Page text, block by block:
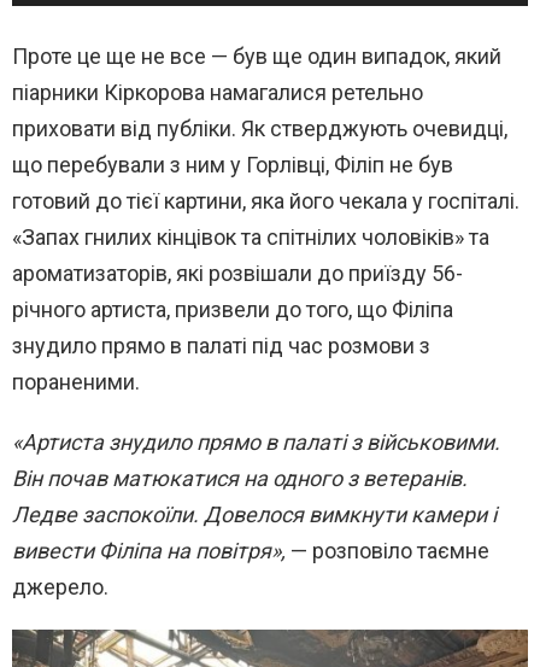
Проте це ще не все — був ще один випадок, який
піарники Кіркорова намагалися ретельно
приховати від публіки. Як стверджують очевидці,
що перебували з ним у Горлівці, Філіп не був
готовий до тієї картини, яка його чекала у госпіталі.
«Запах гнилих кінцівок та спітнілих чоловіків» та
ароматизаторів, які розвішали до приїзду 56-
річного артиста, призвели до того, що Філіпа
знудило прямо в палаті під час розмови з
пораненими.
«Артиста знудило прямо в палаті з військовими.
Він почав матюкатися на одного з ветеранів.
Ледве заспокоїли. Довелося вимкнути камери і
вивести Філіпа на повітря», — розповіло таємне
джерело.